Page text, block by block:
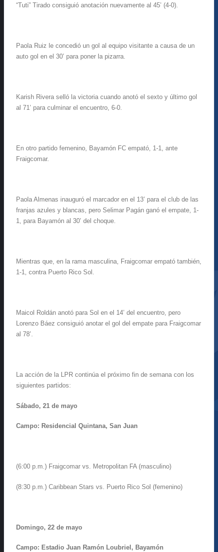
“Tuti” Tirado consiguió anotación nuevamente al 45’ (4-0).
Paola Ruiz le concedió un gol al equipo visitante a causa de un
auto gol en el 30’ para poner la pizarra.
Karish Rivera selló la victoria cuando anotó el sexto y último gol
al 71’ para culminar el encuentro, 6-0.
En otro partido femenino, Bayamón FC empató, 1-1, ante
Fraigcomar.
Paola Almenas inauguró el marcador en el 13’ para el club de las
franjas azules y blancas, pero Selimar Pagán ganó el empate, 1-
1, para Bayamón al 30’ del choque.
Mientras que, en la rama masculina, Fraigcomar empató también,
1-1, contra Puerto Rico Sol.
Maicol Roldán anotó para Sol en el 14’ del encuentro, pero
Lorenzo Báez consiguió anotar el gol del empate para Fraigcomar
al 78’.
La acción de la LPR continúa el próximo fin de semana con los
siguientes partidos:
Sábado, 21 de mayo
Campo: Residencial Quintana, San Juan
(6:00 p.m.) Fraigcomar vs. Metropolitan FA (masculino)
(8:30 p.m.) Caribbean Stars vs. Puerto Rico Sol (femenino)
Domingo, 22 de mayo
Campo: Estadio Juan Ramón Loubriel, Bayamón